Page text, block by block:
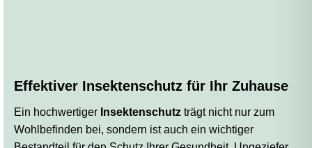
Effektiver Insektenschutz für Ihr Zuhause
Ein hochwertiger Insektenschutz trägt nicht nur zum
Wohlbefinden bei, sondern ist auch ein wichtiger